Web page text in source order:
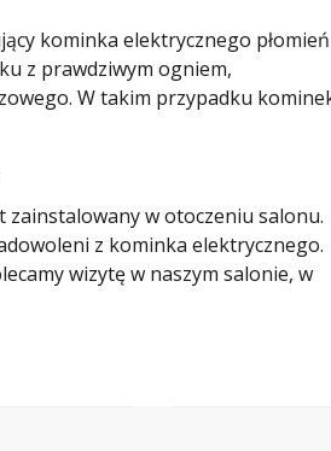
kominka elektrycznego płomień
z prawdziwym ogniem,
W takim przypadku
zainstalowany w otoczeniu salonu.
z kominka elektrycznego.
wizytę w naszym salonie, w